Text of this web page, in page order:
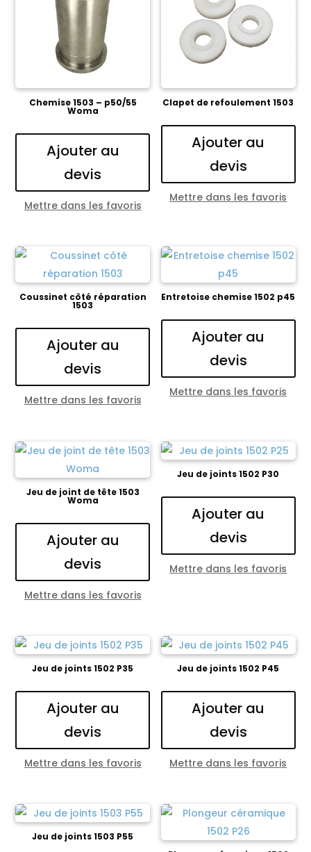
Chemise 1503 – p50/55
Woma
Ajouter au
devis
Mettre dans les favoris
Clapet de refoulement 1503
Ajouter au
devis
Mettre dans les favoris
Coussinet côté réparation
1503
Ajouter au
devis
Mettre dans les favoris
Entretoise chemise 1502 p45
Ajouter au
devis
Mettre dans les favoris
Jeu de joint de tête 1503
Woma
Ajouter au
devis
Mettre dans les favoris
Jeu de joints 1502 P30
Ajouter au
devis
Mettre dans les favoris
Jeu de joints 1502 P35
Ajouter au
devis
Mettre dans les favoris
Jeu de joints 1502 P45
Ajouter au
devis
Mettre dans les favoris
Jeu de joints 1503 P55